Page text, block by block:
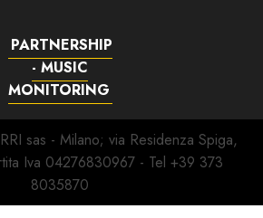
PARTNERSHIP
- MUSIC
MONITORING
sas - Milano; via Residenza Spiga,
Iva 04276830967 - Tel +39 373
8035870